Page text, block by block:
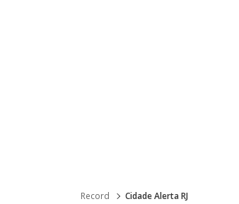
Record Cidade Alerta RJ